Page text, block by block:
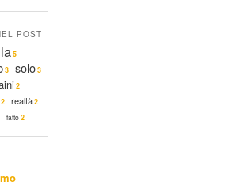
POST
la5
3 solo3
2
2 realtà2
fatto2